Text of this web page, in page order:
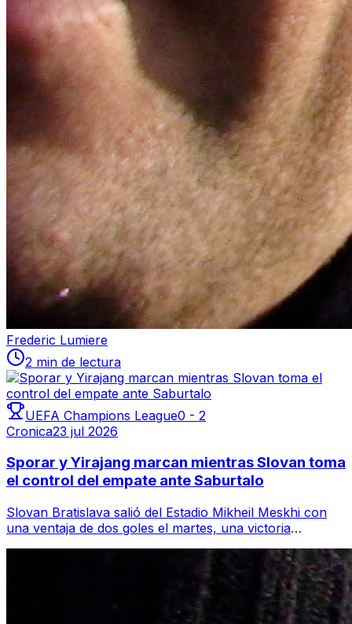
Frederic Lumiere
2 min de lectura
UEFA Champions League0 - 2
Cronica23 jul 2026
Sporar y Yirajang marcan mientras Slovan toma
el control del empate ante Saburtalo
Slovan Bratislava salió del Estadio Mikheil Meskhi con
una ventaja de dos goles el martes, una victoria